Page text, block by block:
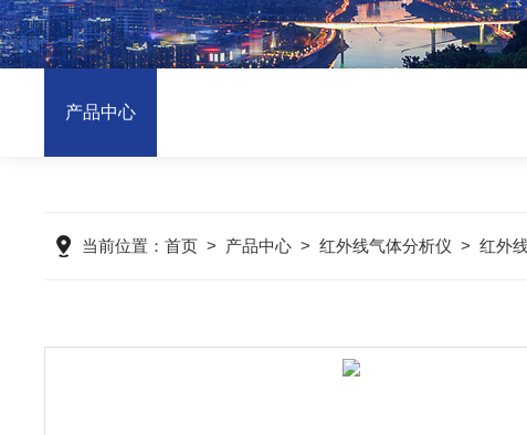
产品中心
当前位置：首页 > 产品中心 >红外线气体分析仪 >红外